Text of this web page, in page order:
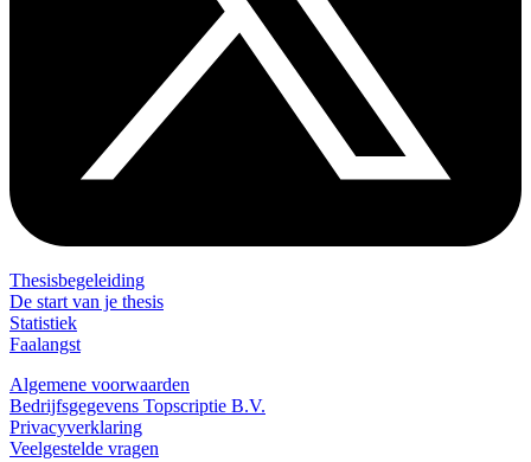
Thesisbegeleiding
De start van je thesis
Statistiek
Faalangst
Algemene voorwaarden
Bedrijfsgegevens Topscriptie B.V.
Privacyverklaring
Veelgestelde vragen